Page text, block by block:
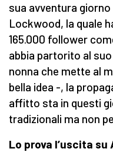
sua avventura
Lockwood, la quale
165.000 follower
abbia partorito al
nonna che mette al
bella idea -, la
affitto sta in questi
tradizionali ma non
Lo prova l’uscita